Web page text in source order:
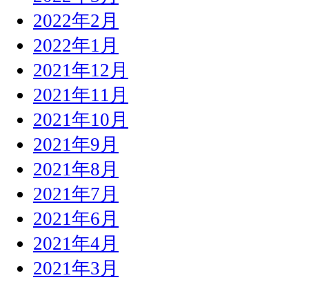
2022年2月
2022年1月
2021年12月
2021年11月
2021年10月
2021年9月
2021年8月
2021年7月
2021年6月
2021年4月
2021年3月